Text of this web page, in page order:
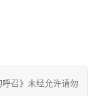
召》未经允许请勿